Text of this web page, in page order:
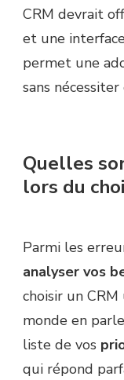
CRM devrait
et une
permet une
sans
Quelles
lors du
Parmi les
analyser vos
choisir un
monde en
liste de vos
qui répond